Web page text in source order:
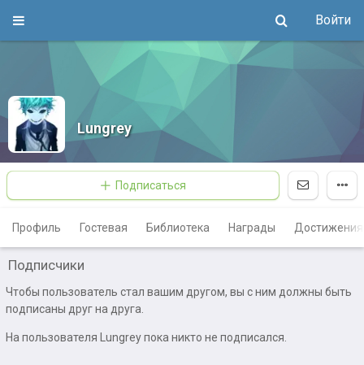
Войти
Lungrey
Подписаться
Профиль Гостевая Библиотека Награды Достижения
Подписчики
Чтобы пользователь стал вашим другом, вы с ним должны быть
подписаны друг на друга.
На пользователя Lungrey пока никто не подписался.